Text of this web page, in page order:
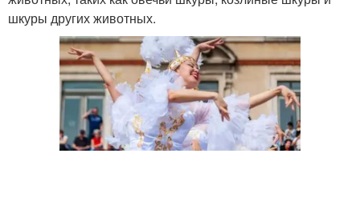
шкуры других животных.